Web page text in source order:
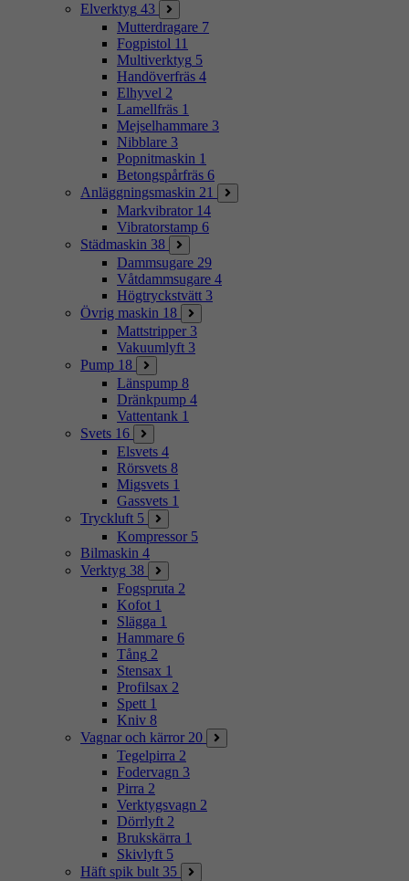
Elverktyg 43
Mutterdragare 7
Fogpistol 11
Multiverktyg 5
Handöverfräs 4
Elhyvel 2
Lamellfräs 1
Mejselhammare 3
Nibblare 3
Popnitmaskin 1
Betongspårfräs 6
Anläggningsmaskin 21
Markvibrator 14
Vibratorstamp 6
Städmaskin 38
Dammsugare 29
Våtdammsugare 4
Högtryckstvätt 3
Övrig maskin 18
Mattstripper 3
Vakuumlyft 3
Pump 18
Länspump 8
Dränkpump 4
Vattentank 1
Svets 16
Elsvets 4
Rörsvets 8
Migsvets 1
Gassvets 1
Tryckluft 5
Kompressor 5
Bilmaskin 4
Verktyg 38
Fogspruta 2
Kofot 1
Slägga 1
Hammare 6
Tång 2
Stensax 1
Profilsax 2
Spett 1
Kniv 8
Vagnar och kärror 20
Tegelpirra 2
Fodervagn 3
Pirra 2
Verktygsvagn 2
Dörrlyft 2
Brukskärra 1
Skivlyft 5
Häft spik bult 35